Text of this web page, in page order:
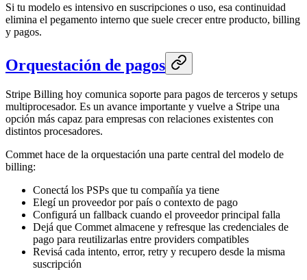
Si tu modelo es intensivo en suscripciones o uso, esa continuidad
elimina el pegamento interno que suele crecer entre producto, billing
y pagos.
Orquestación de pagos
Stripe Billing hoy comunica soporte para pagos de terceros y setups
multiprocesador. Es un avance importante y vuelve a Stripe una
opción más capaz para empresas con relaciones existentes con
distintos procesadores.
Commet hace de la orquestación una parte central del modelo de
billing:
Conectá los PSPs que tu compañía ya tiene
Elegí un proveedor por país o contexto de pago
Configurá un fallback cuando el proveedor principal falla
Dejá que Commet almacene y refresque las credenciales de
pago para reutilizarlas entre providers compatibles
Revisá cada intento, error, retry y recupero desde la misma
suscripción